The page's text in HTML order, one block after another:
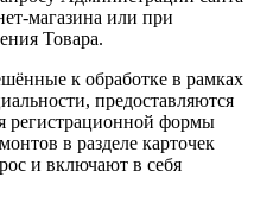
магазина или при
Товара.
к обработке в рамках
предоставляются
регистрационной формы
в разделе карточек
и включают в себя